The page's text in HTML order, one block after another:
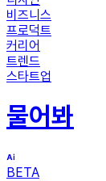
비즈니스
프로덕트
커리어
트렌드
스타트업
물어봐
BETA